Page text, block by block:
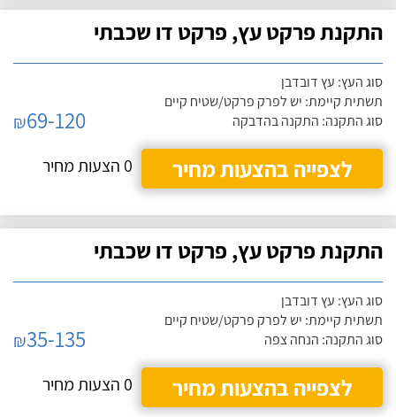
התקנת פרקט עץ, פרקט דו שכבתי
סוג העץ: עץ דובדבן
תשתית קיימת: יש לפרק פרקט/שטיח קיים
סוג התקנה: התקנה בהדבקה
₪69-120
לצפייה בהצעות מחיר
0 הצעות מחיר
התקנת פרקט עץ, פרקט דו שכבתי
סוג העץ: עץ דובדבן
תשתית קיימת: יש לפרק פרקט/שטיח קיים
סוג התקנה: הנחה צפה
₪35-135
לצפייה בהצעות מחיר
0 הצעות מחיר